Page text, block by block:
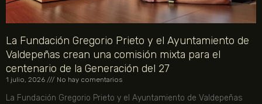
La Fundación Gregorio Prieto y el Ayuntamiento de
Valdepeñas crean una comisión mixta para el
centenario de la Generación del 27
1 julio, 2026 No hay comentarios
La Fundación Gregorio Prieto y el Ayuntamiento de Valdepeñas